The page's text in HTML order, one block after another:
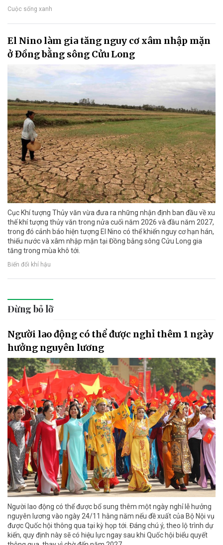
Cuộc sống xanh
El Nino làm gia tăng nguy cơ xâm nhập mặn
ở Đồng bằng sông Cửu Long
Cục Khí tượng Thủy văn vừa đưa ra những nhận định ban đầu về xu
thế khí tượng thủy văn trong nửa cuối năm 2026 và đầu năm 2027,
trong đó cảnh báo hiện tượng El Nino có thể khiến nguy cơ hạn hán,
thiếu nước và xâm nhập mặn tại Đồng bằng sông Cửu Long gia
tăng trong mùa khô tới.
Biến đổi khí hậu
Đừng bỏ lỡ
Người lao động có thể được nghỉ thêm 1 ngày
hưởng nguyên lương
Người lao động có thể được bổ sung thêm một ngày nghỉ lễ hưởng
nguyên lương vào ngày 24/11 hằng năm nếu đề xuất của Bộ Nội vụ
được Quốc hội thông qua tại kỳ họp tới. Đáng chú ý, theo lộ trình dự
kiến, quy định này sẽ có hiệu lực ngay sau khi Quốc hội biểu quyết